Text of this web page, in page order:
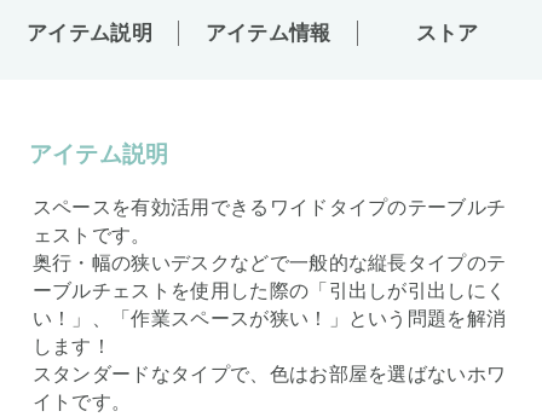
アイテム説明 アイテム情報 ストア
アイテム説明
スペースを有効活用できるワイドタイプのテーブルチ
ェストです。
奥行・幅の狭いデスクなどで一般的な縦長タイプのテ
ーブルチェストを使用した際の「引出しが引出しにく
い！」、「作業スペースが狭い！」という問題を解消
します！
スタンダードなタイプで、色はお部屋を選ばないホワ
イトです。